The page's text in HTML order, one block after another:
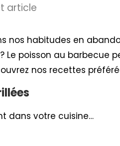
article
nos habitudes en
Le poisson au barbecue
nos recettes
dans votre cuisine…